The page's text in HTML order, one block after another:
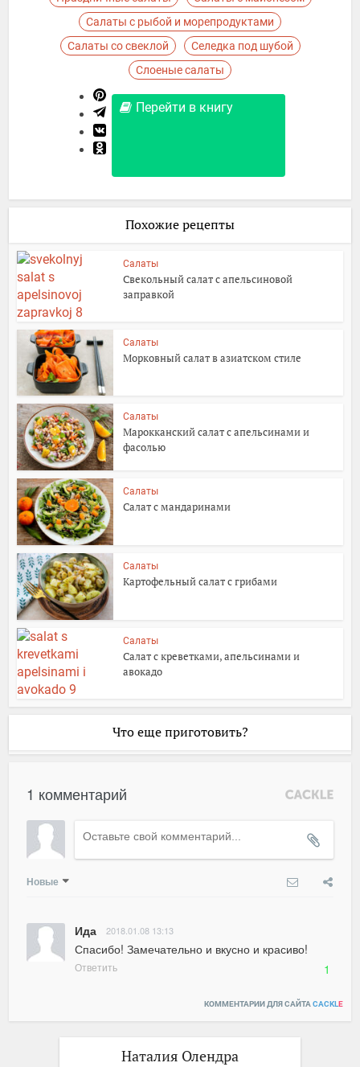
Салаты с рыбой и морепродуктами
Салаты со свеклой
Селедка под шубой
Слоеные салаты
Перейти в книгу
Похожие рецепты
Салаты
Свекольный салат с апельсиновой
заправкой
Салаты
Морковный салат в азиатском стиле
Салаты
Марокканский салат с апельсинами и
фасолью
Салаты
Салат с мандаринами
Салаты
Картофельный салат с грибами
Салаты
Салат с креветками, апельсинами и
авокадо
Что еще приготовить?
1 комментарий
Новые
Ида 2018.01.08 13:13
Спасибо! Замечательно и вкусно и красиво!
Ответить 1
КОММЕНТАРИИ ДЛЯ САЙТА CACKLE
Наталия Олендра